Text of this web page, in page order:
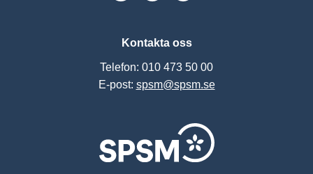
Kontakta oss
Telefon: 010 473 50 00
E-post: spsm@spsm.se